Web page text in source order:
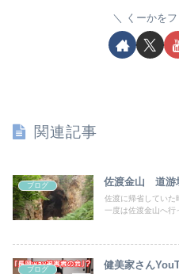
くーかを
関連記事
ブログ 佐渡金山 道游
佐渡に帰省していた
一度は佐渡金山へ行
ブログ 健美家さん